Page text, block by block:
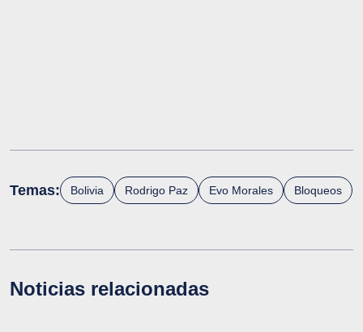
Temas: Bolivia Rodrigo Paz Evo Morales Bloqueos
Noticias relacionadas